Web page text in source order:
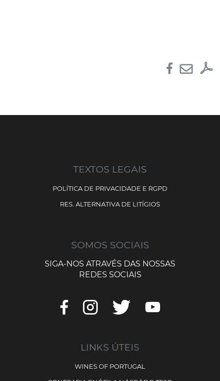
TEXTOS LEGAIS
POLÍTICA DE PRIVACIDADE E RGPD
RES. ALTERNATIVA DE LITÍGIOS
SOMOS SOCIAIS
SIGA-NOS ATRAVÉS DAS NOSSAS
REDES SOCIAIS
LINKS ÚTEIS
WINES OF PORTUGAL